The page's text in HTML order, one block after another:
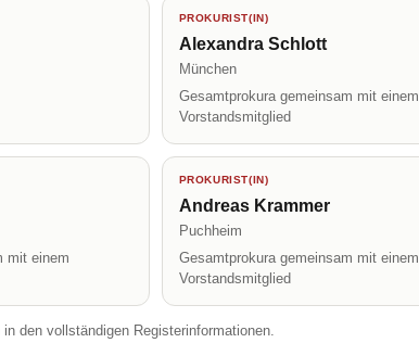
PROKURIST(IN)
Alexandra Schlott
München
Gesamtprokura gemeinsam mit einem
Vorstandsmitglied
mit einem
PROKURIST(IN)
Andreas Krammer
Puchheim
Gesamtprokura gemeinsam mit einem
Vorstandsmitglied
den vollständigen Registerinformationen.